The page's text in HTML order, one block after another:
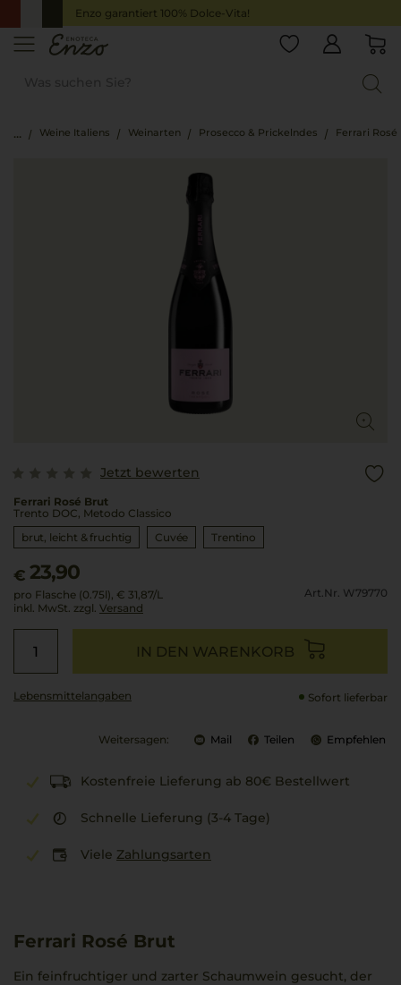
Enzo garantiert 100% Dolce-Vita!
Weine Italiens Weinarten Prosecco & Prickelndes Ferrari
Jetzt bewerten
Ferrari Rosé Brut
Trento DOC, Metodo Classico
brut, leicht & fruchtig
Cuvée Trentino
€ 23,90
pro Flasche (0.75l), € 31,87/L
inkl. MwSt. zzgl. Versand
Art.Nr. W79770
IN DEN WARENKORB
Lebensmittel­angaben Sofort lieferbar
Weitersagen: Mail Teilen Empfehlen
Kostenfreie Lieferung ab 80€ Bestellwert
Schnelle Lieferung (3-4 Tage)
Viele Zahlungsarten
Ferrari Rosé Brut
Ein feinfruchtiger und zarter Schaumwein gesucht, der